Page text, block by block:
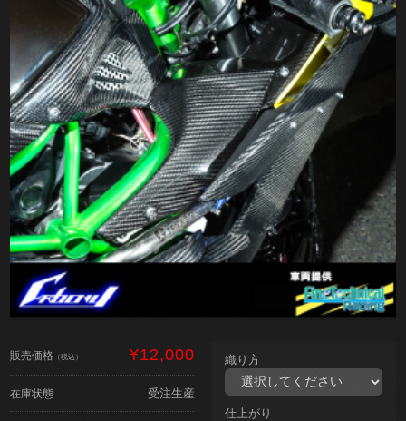
販売価格 （税込） ¥12,000
在庫状態 受注生産
織り方
仕上がり